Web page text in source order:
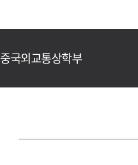
중국외교통상학부